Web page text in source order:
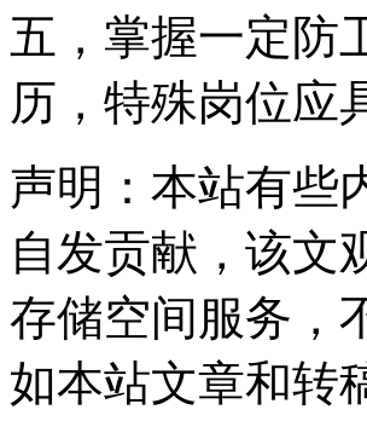
五，掌握一定防
历，特殊岗位应
声明：本站有些
自发贡献，该文
存储空间服务，
如本站文章和转